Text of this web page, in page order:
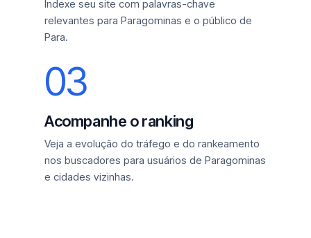
Indexe seu site com palavras-chave
relevantes para Paragominas e o público de
Para.
03
Acompanhe o ranking
Veja a evolução do tráfego e do rankeamento
nos buscadores para usuários de Paragominas
e cidades vizinhas.